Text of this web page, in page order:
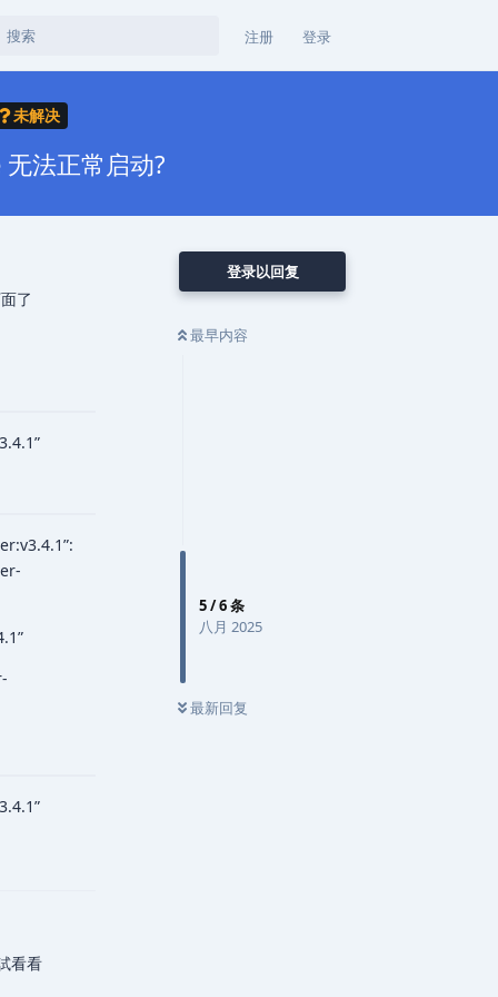
注册 登录
未解决
法正常启动?
登录以回复
最早内容
5/6条
八月 2025
最新回复
了
看看